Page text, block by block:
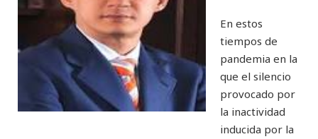
En estos
tiempos de
pandemia en la
que el silencio
provocado por
la inactividad
inducida por la